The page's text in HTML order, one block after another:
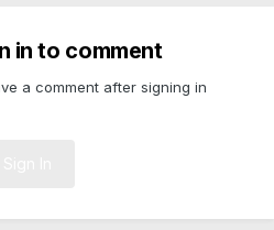
in to comment
a comment after signing in